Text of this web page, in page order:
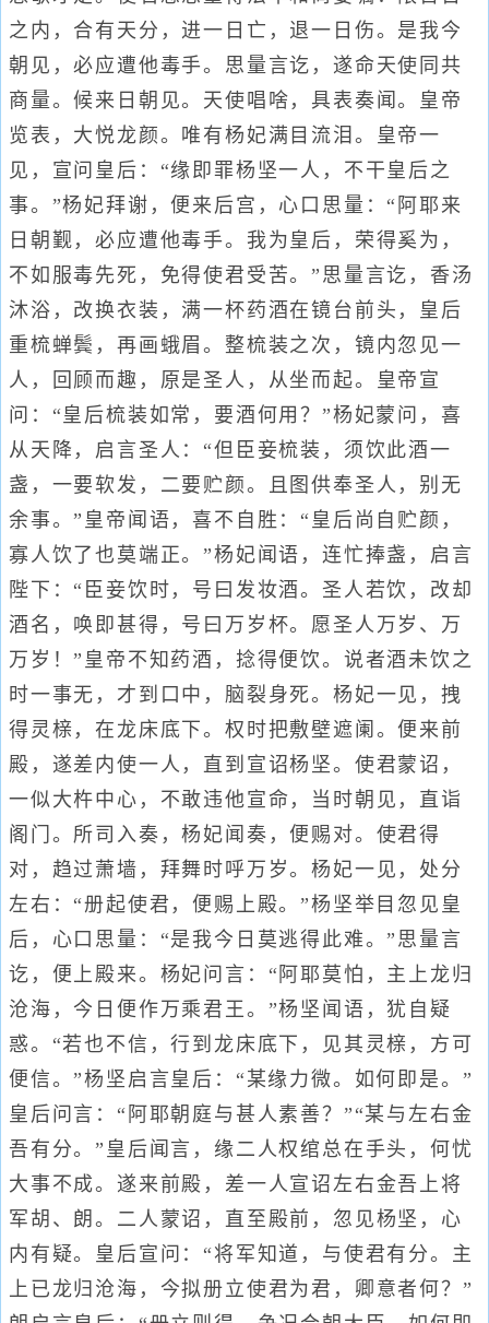
之内，合有天分，进一日亡，退一日伤。是我今
朝见，必应遭他毒手。思量言讫，遂命天使同共
商量。候来日朝见。天使唱啥，具表奏闻。皇帝
览表，大悦龙颜。唯有杨妃满目流泪。皇帝一
见，宣问皇后：“缘即罪杨坚一人，不干皇后之
事。”杨妃拜谢，便来后宫，心口思量：“阿耶来
日朝觐，必应遭他毒手。我为皇后，荣得奚为，
不如服毒先死，免得使君受苦。”思量言讫，香汤
沐浴，改换衣装，满一杯药酒在镜台前头，皇后
重梳蝉鬓，再画蛾眉。整梳装之次，镜内忽见一
人，回顾而趣，原是圣人，从坐而起。皇帝宣
问：“皇后梳装如常，要酒何用？”杨妃蒙问，喜
从天降，启言圣人：“但臣妾梳装，须饮此酒一
盏，一要软发，二要贮颜。且图供奉圣人，别无
余事。”皇帝闻语，喜不自胜：“皇后尚自贮颜，
寡人饮了也莫端正。”杨妃闻语，连忙捧盏，启言
陛下：“臣妾饮时，号曰发妆酒。圣人若饮，改却
酒名，唤即甚得，号曰万岁杯。愿圣人万岁、万
万岁！”皇帝不知药酒，捻得便饮。说者酒未饮之
时一事无，才到口中，脑裂身死。杨妃一见，拽
得灵榇，在龙床底下。权时把敷壁遮阑。便来前
殿，遂差内使一人，直到宣诏杨坚。使君蒙诏，
一似大杵中心，不敢违他宣命，当时朝见，直诣
阁门。所司入奏，杨妃闻奏，便赐对。使君得
对，趋过萧墙，拜舞时呼万岁。杨妃一见，处分
左右：“册起使君，便赐上殿。”杨坚举目忽见皇
后，心口思量：“是我今日莫逃得此难。”思量言
讫，便上殿来。杨妃问言：“阿耶莫怕，主上龙归
沧海，今日便作万乘君王。”杨坚闻语，犹自疑
惑。“若也不信，行到龙床底下，见其灵榇，方可
便信。”杨坚启言皇后：“某缘力微。如何即是。”
皇后问言：“阿耶朝庭与甚人素善？”“某与左右金
吾有分。”皇后闻言，缘二人权绾总在手头，何忧
大事不成。遂来前殿，差一人宣诏左右金吾上将
军胡、朗。二人蒙诏，直至殿前，忽见杨坚，心
内有疑。皇后宣问：“将军知道，与使君有分。主
上已龙归沧海，今拟册立使君为君，卿意者何？”